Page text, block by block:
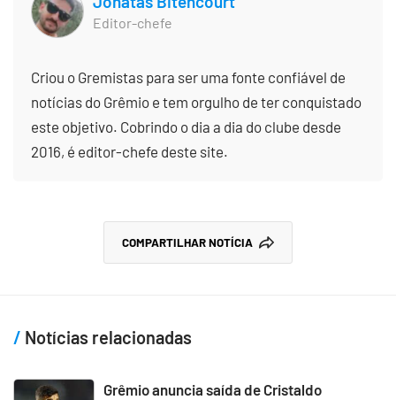
Editor-chefe
Criou o Gremistas para ser uma fonte confiável de
notícias do Grêmio e tem orgulho de ter conquistado
este objetivo. Cobrindo o dia a dia do clube desde
2016, é editor-chefe deste site.
COMPARTILHAR NOTÍCIA
Notícias relacionadas
Grêmio anuncia saída de Cristaldo